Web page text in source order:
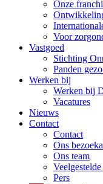
Onze
Voor
Vastgoed
Stichting
Panden
Werken bij
Werken bij
Vacatures
Nieuws
Contact
Contact
Ons
Ons team
Pers